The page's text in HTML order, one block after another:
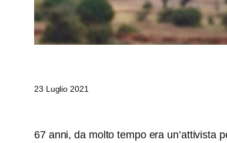
23 Luglio 2021
67 anni, da molto tempo era un’attivista